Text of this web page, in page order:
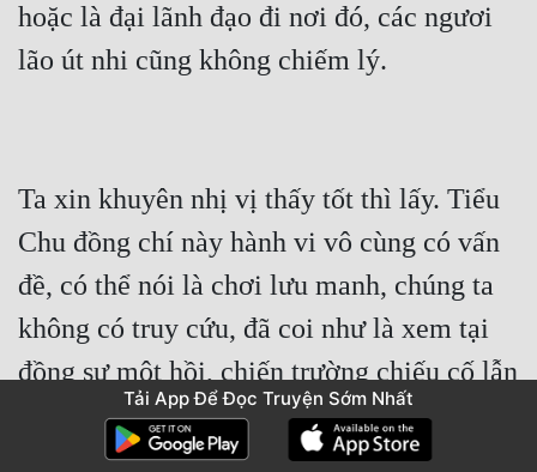
hoặc là đại lãnh đạo đi nơi đó, các ngươi
lão út nhi cũng không chiếm lý.
Ta xin khuyên nhị vị thấy tốt thì lấy. Tiểu
Chu đồng chí này hành vi vô cùng có vấn
đề, có thể nói là chơi lưu manh, chúng ta
không có truy cứu, đã coi như là xem tại
đồng sự một hồi, chiến trường chiếu cố lẫn
nhau phân thượng ."
Tải App Để Đọc Truyện Sớm Nhất